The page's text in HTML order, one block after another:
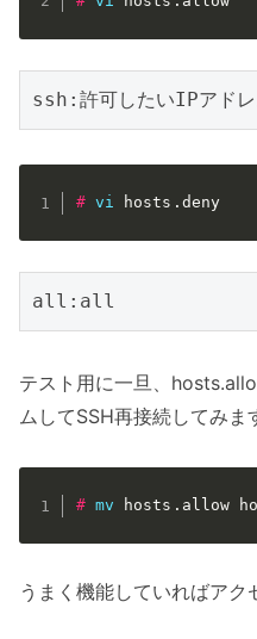
ssh:許可したいIPアドレ
# vi hosts.deny
all:all
テスト用に一旦、
ムしてSSH再接続してみま
# mv hosts.allow
うまく機能していればアク